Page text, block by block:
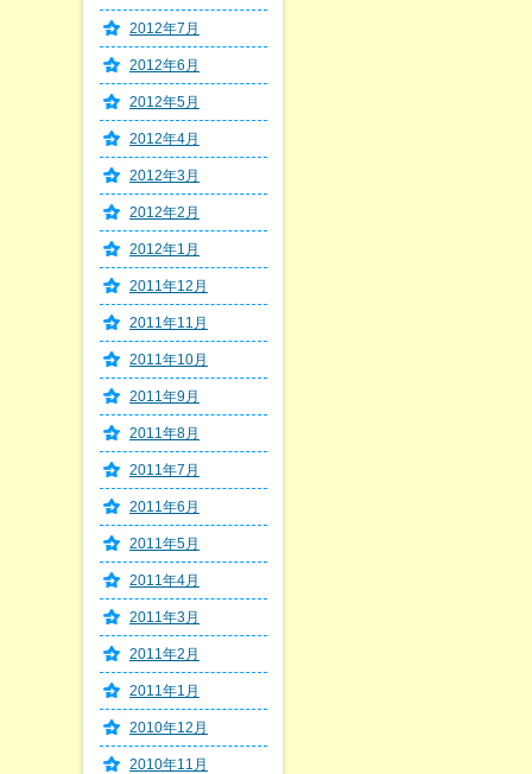
2012年7月
2012年6月
2012年5月
2012年4月
2012年3月
2012年2月
2012年1月
2011年12月
2011年11月
2011年10月
2011年9月
2011年8月
2011年7月
2011年6月
2011年5月
2011年4月
2011年3月
2011年2月
2011年1月
2010年12月
2010年11月